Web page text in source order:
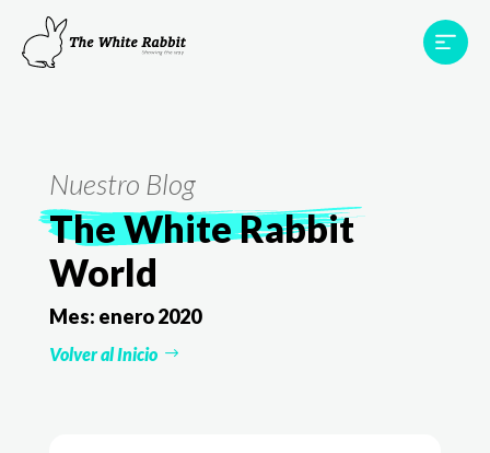
Proyectos
Testimonios
Nuestro Blog
The White Rabbit
World
Mes: enero 2020
Volver al Inicio